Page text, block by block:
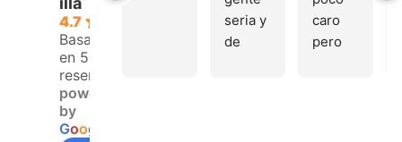
4.7
Basado
en 53
reseñas.
powered
by
Goog
seria y
de
caro
pero